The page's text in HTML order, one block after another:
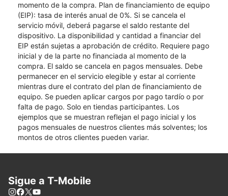
momento de la compra. Plan de financiamiento de equipo
(EIP): tasa de interés anual de 0%. Si se cancela el
servicio móvil, deberá pagarse el saldo restante del
dispositivo. La disponibilidad y cantidad a financiar del
EIP están sujetas a aprobación de crédito. Requiere pago
inicial y de la parte no financiada al momento de la
compra. El saldo se cancela en pagos mensuales. Debe
permanecer en el servicio elegible y estar al corriente
mientras dure el contrato del plan de financiamiento de
equipo. Se pueden aplicar cargos por pago tardío o por
falta de pago. Solo en tiendas participantes. Los
ejemplos que se muestran reflejan el pago inicial y los
pagos mensuales de nuestros clientes más solventes; los
montos de otros clientes pueden variar.